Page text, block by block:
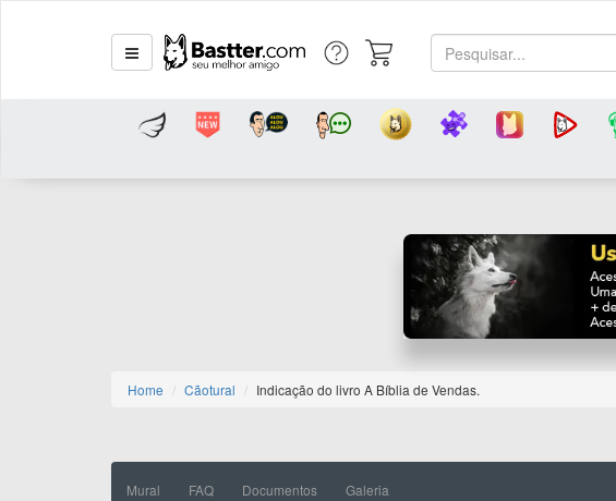
Home Cãotural Indicação do livro A Bíblia de Vendas.
Mural FAQ Documentos Galeria